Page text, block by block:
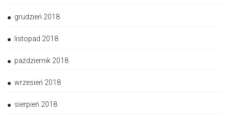
grudzień 2018
listopad 2018
październik 2018
wrzesień 2018
sierpień 2018